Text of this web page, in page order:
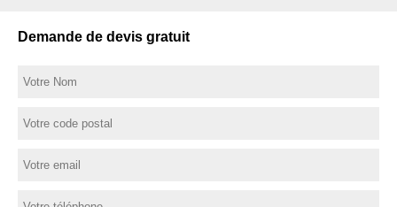
Demande de devis gratuit